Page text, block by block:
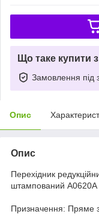
Що таке купити
Замовлення під
Опис
Опис
Перехідник
штампований А0620А
Призначення: Пряме